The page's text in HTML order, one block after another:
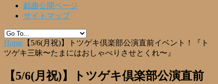
戯曲公開ページ
サイトマップ
Home 【5/6(月祝)】トツゲキ倶楽部公演直前イベント！『ト
ツゲキ三昧〜たまにはおしゃべりさせとくれ〜』
【5/6(月祝)】トツゲキ倶楽部公演直前